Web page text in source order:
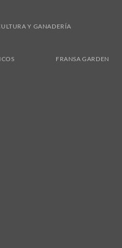
Y GANADERÍA
FRANSA GARDEN